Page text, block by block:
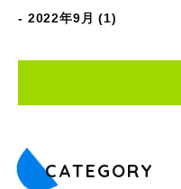
2022年9月 (1)
CATEGORY